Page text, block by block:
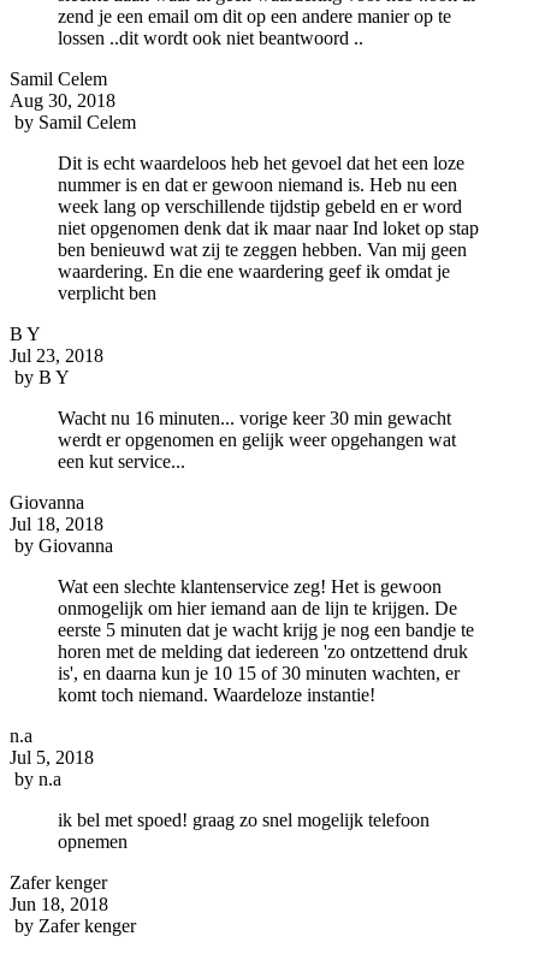
zend je een email om dit op een andere manier op te
lossen ..dit wordt ook niet beantwoord ..
Samil Celem
Aug 30, 2018
by Samil Celem
Dit is echt waardeloos heb het gevoel dat het een loze
nummer is en dat er gewoon niemand is. Heb nu een
week lang op verschillende tijdstip gebeld en er word
niet opgenomen denk dat ik maar naar Ind loket op stap
ben benieuwd wat zij te zeggen hebben. Van mij geen
waardering. En die ene waardering geef ik omdat je
verplicht ben
B Y
Jul 23, 2018
by B Y
Wacht nu 16 minuten... vorige keer 30 min gewacht
werdt er opgenomen en gelijk weer opgehangen wat
een kut service...
Giovanna
Jul 18, 2018
by Giovanna
Wat een slechte klantenservice zeg! Het is gewoon
onmogelijk om hier iemand aan de lijn te krijgen. De
eerste 5 minuten dat je wacht krijg je nog een bandje te
horen met de melding dat iedereen 'zo ontzettend druk
is', en daarna kun je 10 15 of 30 minuten wachten, er
komt toch niemand. Waardeloze instantie!
n.a
Jul 5, 2018
by n.a
ik bel met spoed! graag zo snel mogelijk telefoon
opnemen
Zafer kenger
Jun 18, 2018
by Zafer kenger